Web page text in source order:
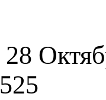
28
525